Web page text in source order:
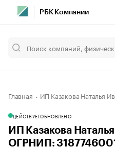
РБК Компании
Главная ИП Казакова Наталья
ДЕЙСТВУЕТОБНОВЛЕНО
ИП Казакова
ОГРНИП: